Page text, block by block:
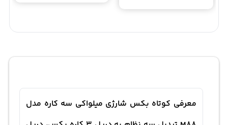
معرفی کوتاه بکس شارژی میلواکی سه کاره مدل